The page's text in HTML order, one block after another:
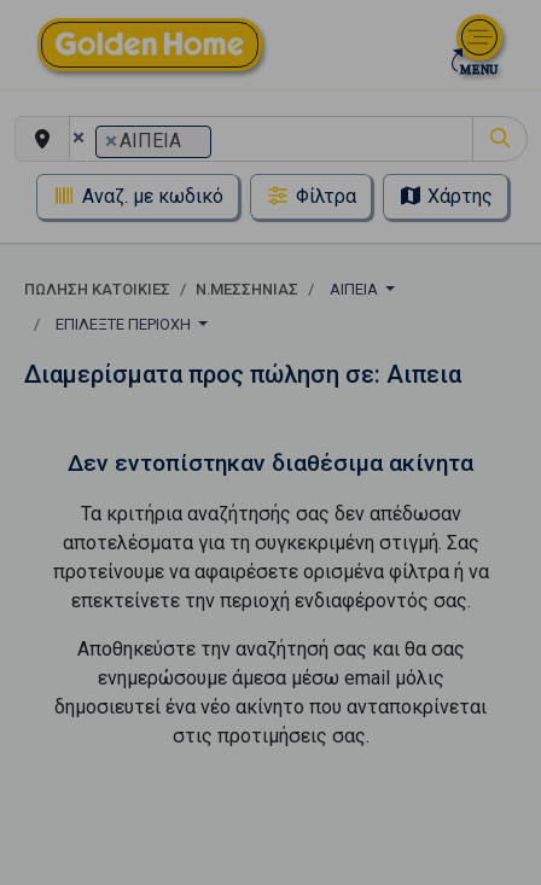
× ×ΑΙΠΕΙΑ
Αναζ. με κωδικό Φίλτρα Χάρτης
ΠΏΛΗΣΗ ΚΑΤΟΙΚΊΕΣ Ν.ΜΕΣΣΗΝΙΑΣ
ΑΙΠΕΙΑ
ΕΠΙΛΈΞΤΕ ΠΕΡΙΟΧΉ
Διαμερίσματα προς πώληση σε: Αιπεια
Δεν εντοπίστηκαν διαθέσιμα ακίνητα
Τα κριτήρια αναζήτησής σας δεν απέδωσαν
αποτελέσματα για τη συγκεκριμένη στιγμή. Σας
προτείνουμε να αφαιρέσετε ορισμένα φίλτρα ή να
επεκτείνετε την περιοχή ενδιαφέροντός σας.
Αποθηκεύστε την αναζήτησή σας και θα σας
ενημερώσουμε άμεσα μέσω email μόλις
δημοσιευτεί ένα νέο ακίνητο που ανταποκρίνεται
στις προτιμήσεις σας.